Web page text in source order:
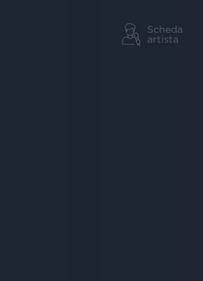
Scheda
artista